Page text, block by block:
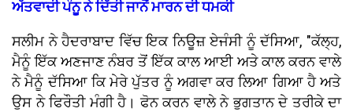
ਅੱਤਵਾਦੀ ਪੰਨੂ ਨੇ ਦਿੱਤੀ ਜਾਨੋਂ ਮਾਰਨ ਦੀ ਧਮਕੀ
ਸਲੀਮ ਨੇ ਹੈਦਰਾਬਾਦ ਵਿੱਚ ਇਕ ਨਿਊਜ਼ ਏਜੰਸੀ ਨੂੰ ਦੱਸਿਆ, "ਕੱਲ੍ਹ,
ਮੈਨੂੰ ਇੱਕ ਅਣਜਾਣ ਨੰਬਰ ਤੋਂ ਇੱਕ ਕਾਲ ਆਈ ਅਤੇ ਕਾਲ ਕਰਨ ਵਾਲੇ
ਨੇ ਮੈਨੂੰ ਦੱਸਿਆ ਕਿ ਮੇਰੇ ਪੁੱਤਰ ਨੂੰ ਅਗਵਾ ਕਰ ਲਿਆ ਗਿਆ ਹੈ ਅਤੇ
ਉਸ ਨੇ ਫਿਰੌਤੀ ਮੰਗੀ ਹੈ। ਫੋਨ ਕਰਨ ਵਾਲੇ ਨੇ ਭੁਗਤਾਨ ਦੇ ਤਰੀਕੇ ਦਾ